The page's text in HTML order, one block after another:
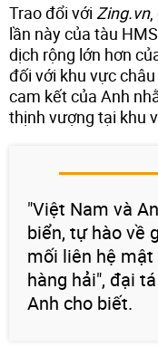
Trao đổi với Zing.vn,
lần này của tàu
dịch rộng lớn hơn
đối với khu vực
cam kết của Anh
thịnh vượng tại khu
"Việt Nam và
biển, tự hào về
mối liên hệ
hàng hải", đại
Anh cho biết.